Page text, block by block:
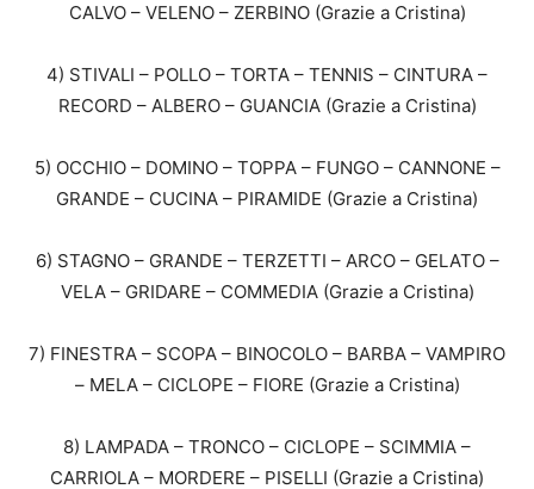
CALVO – VELENO – ZERBINO (Grazie a Cristina)
4) STIVALI – POLLO – TORTA – TENNIS – CINTURA –
RECORD – ALBERO – GUANCIA (Grazie a Cristina)
5) OCCHIO – DOMINO – TOPPA – FUNGO – CANNONE –
GRANDE – CUCINA – PIRAMIDE (Grazie a Cristina)
6) STAGNO – GRANDE – TERZETTI – ARCO – GELATO –
VELA – GRIDARE – COMMEDIA (Grazie a Cristina)
7) FINESTRA – SCOPA – BINOCOLO – BARBA – VAMPIRO
– MELA – CICLOPE – FIORE (Grazie a Cristina)
8) LAMPADA – TRONCO – CICLOPE – SCIMMIA –
CARRIOLA – MORDERE – PISELLI (Grazie a Cristina)